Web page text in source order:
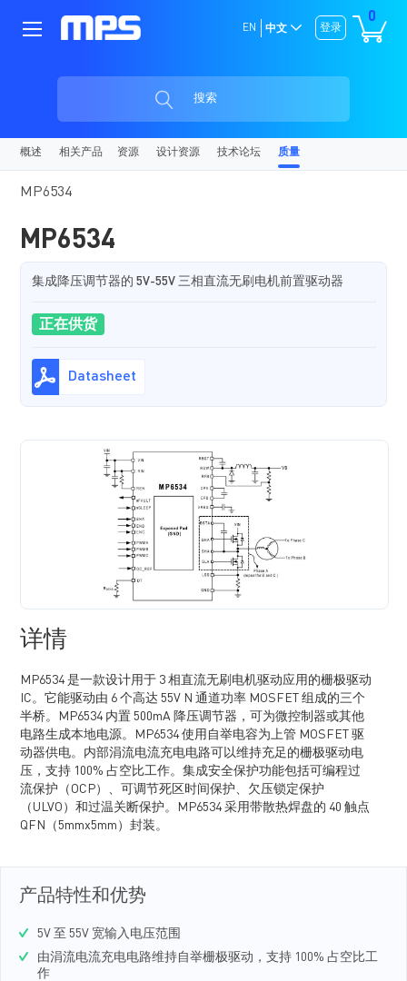
0
登录
EN 中文
搜索
概述 相关产品 资源 设计资源 技术论坛 质量
MP6534
MP6534
集成降压调节器的 5V-55V 三相直流无刷电机前置驱动器
正在供货
Datasheet
详情
MP6534 是一款设计用于 3 相直流无刷电机驱动应用的栅极驱动
IC。它能驱动由 6 个高达 55V N 通道功率 MOSFET 组成的三个
半桥。MP6534 内置 500mA 降压调节器，可为微控制器或其他
电路生成本地电源。MP6534 使用自举电容为上管 MOSFET 驱
动器供电。内部涓流电流充电电路可以维持充足的栅极驱动电
压，支持 100% 占空比工作。集成安全保护功能包括可编程过
流保护（OCP）、可调节死区时间保护、欠压锁定保护
（ULVO）和过温关断保护。MP6534 采用带散热焊盘的 40 触点
QFN（5mmx5mm）封装。
产品特性和优势
5V 至 55V 宽输入电压范围
由涓流电流充电电路维持自举栅极驱动，支持 100% 占空比工
作